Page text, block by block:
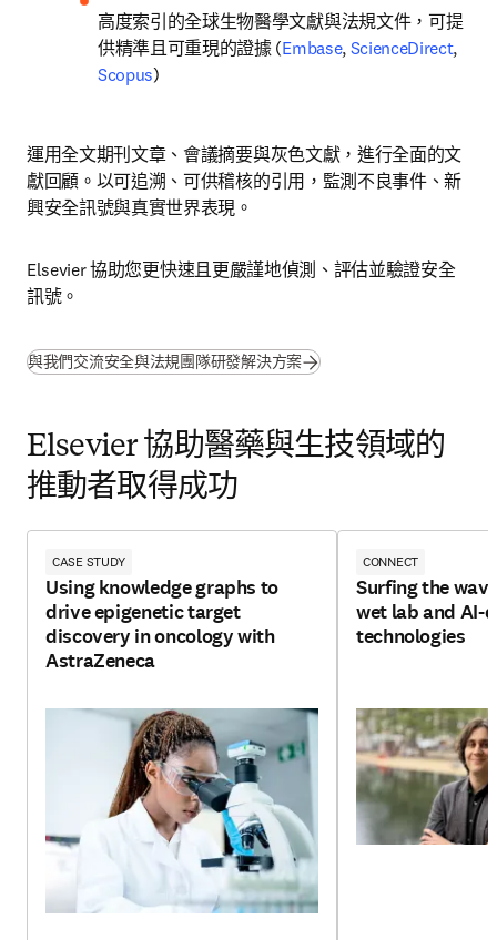
高度索引的全球生物醫學文獻與法規文件，可提
供精準且可重現的證據 (Embase, ScienceDirect
Scopus)
運用全文期刊文章、會議摘要與灰色文獻，進行全面的文
獻回顧。以可追溯、可供稽核的引用，監測不良事件、新
興安全訊號與真實世界表現。
Elsevier 協助您更快速且更嚴謹地偵測、評估並驗證安全
訊號。
與我們交流安全與法規團隊研發解決方案
Elsevier 協助醫藥與生技領域的
推動者取得成功
CASE STUDY
Using knowledge graphs to
drive epigenetic target
discovery in oncology with
AstraZeneca
CONNECT
Surfing the
wet lab and AI-
technologies